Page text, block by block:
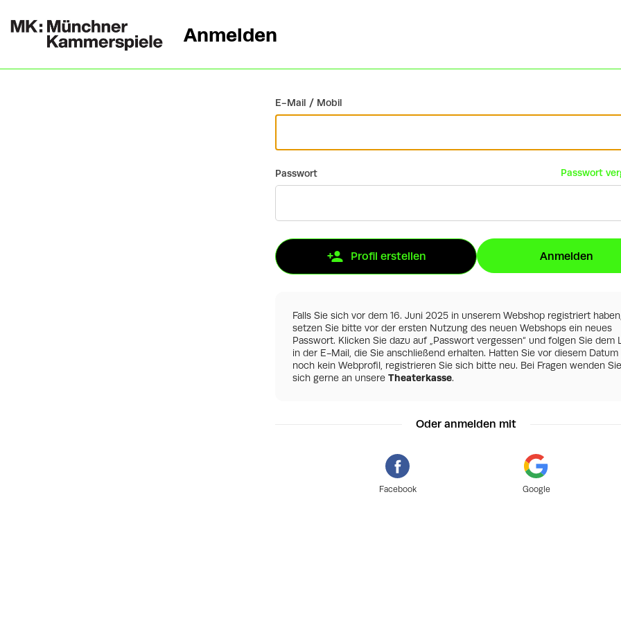
Zurück
Anmelden
E-Mail / Mobil
Passwort Passwort
Profil erstellen Anmelden
Falls Sie sich vor dem 16. Juni 2025 in unserem Webshop registriert haben,
setzen Sie bitte vor der ersten Nutzung des neuen Webshops ein neues
Passwort. Klicken Sie dazu auf „Passwort vergessen“ und folgen Sie dem
in der E-Mail, die Sie anschließend erhalten. Hatten Sie vor diesem Datum
noch kein Webprofil, registrieren Sie sich bitte neu. Bei Fragen wenden Sie
sich gerne an unsere Theaterkasse.
Oder anmelden mit
Facebook Google